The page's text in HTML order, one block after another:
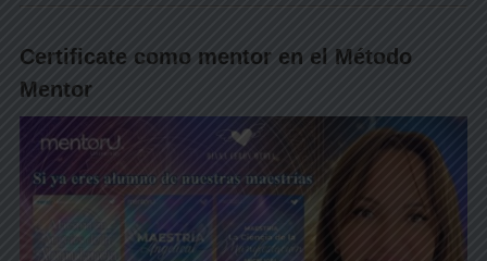
Certificate como mentor en el Método
Mentor